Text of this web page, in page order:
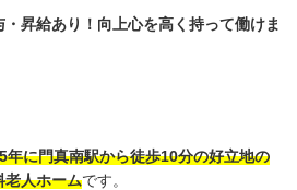
昇給あり！向上心を高く持って働けま
年に門真南駅から徒歩10分の好立地の
老人ホームです。